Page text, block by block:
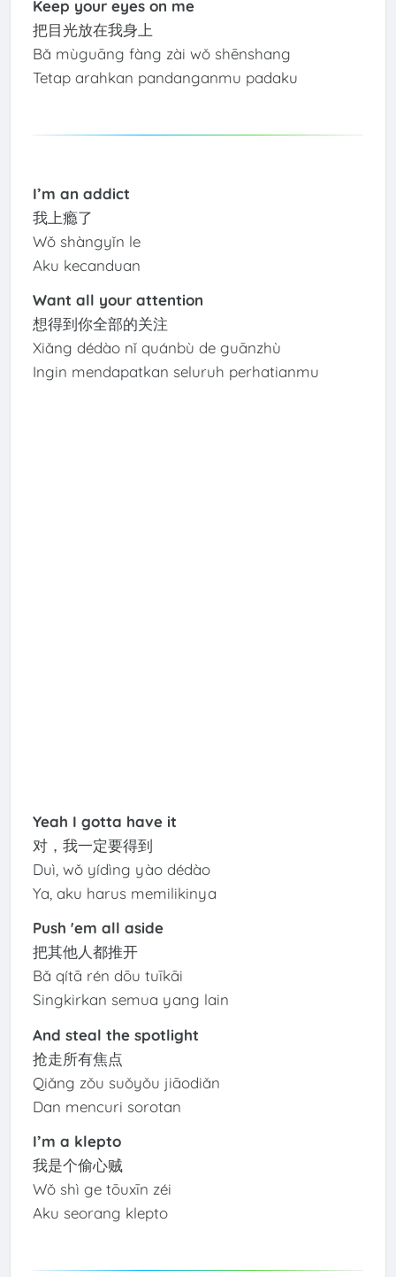
Keep your eyes on me
把目光放在我身上
Bǎ mùguāng fàng zài wǒ shēnshang
Tetap arahkan pandanganmu padaku
I’m an addict
我上瘾了
Wǒ shàngyǐn le
Aku kecanduan
Want all your attention
想得到你全部的关注
Xiǎng dédào nǐ quánbù de guānzhù
Ingin mendapatkan seluruh perhatianmu
Yeah I gotta have it
对，我一定要得到
Duì, wǒ yídìng yào dédào
Ya, aku harus memilikinya
Push 'em all aside
把其他人都推开
Bǎ qítā rén dōu tuīkāi
Singkirkan semua yang lain
And steal the spotlight
抢走所有焦点
Qiǎng zǒu suǒyǒu jiāodiǎn
Dan mencuri sorotan
I’m a klepto
我是个偷心贼
Wǒ shì ge tōuxīn zéi
Aku seorang klepto